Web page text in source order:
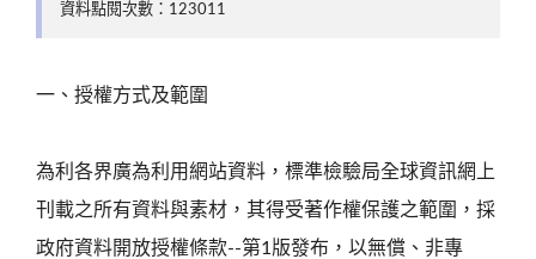
資料點閱次數：123011
一、授權方式及範圍
為利各界廣為利用網站資料，標準檢驗局全球資訊網上
刊載之所有資料與素材，其得受著作權保護之範圍，採
政府資料開放授權條款--第1版發布，以無償、非專